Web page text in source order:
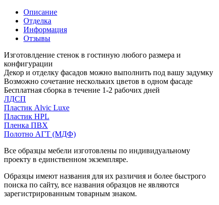
Описание
Отделка
Информация
Отзывы
Изготовлдение стенок в гостиную любого размера и
конфигурации
Декор и отделку фасадов можно выполнить под вашу задумку
Возможно сочетание нескольких цветов в одном фасаде
Бесплатная сборка в течение 1-2 рабочих дней
ЛДСП
Пластик Alvic Luxe
Пластик HPL
Пленка ПВХ
Полотно АГТ (МДФ)
Все образцы мебели изготовлены по индивидуальному
проекту в единственном экземпляре.
Образцы имеют названия для их различия и более быстрого
поиска по сайту, все названия образцов не являются
зарегистрированным товарным знаком.